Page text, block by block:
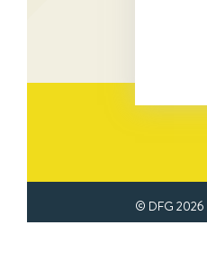
© DFG 2026